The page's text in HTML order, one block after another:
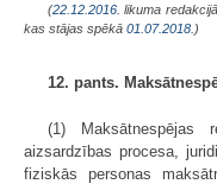
(22.12.2016 . likuma
kas stājas spēkā 01.07.2018. )
12. pants.
(1) Maksātnespējas
aizsardzības procesa,
fiziskās personas